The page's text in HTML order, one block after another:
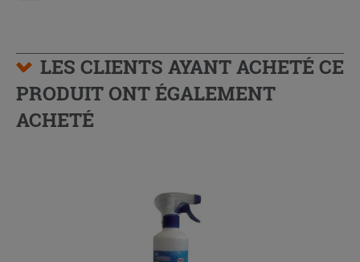
LES CLIENTS AYANT ACHETÉ CE
PRODUIT ONT ÉGALEMENT
ACHETÉ